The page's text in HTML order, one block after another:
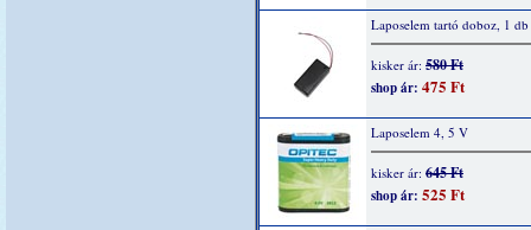
Laposelem tartó doboz, 1 db
kisker ár: 580 Ft
shop ár: 475 Ft
Laposelem 4, 5 V
kisker ár: 645 Ft
shop ár: 525 Ft